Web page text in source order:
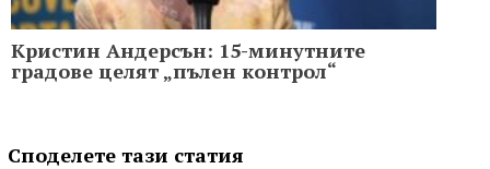
Кристин Aндерсън: 15-минутните
градове целят „пълен контрол“
Споделете тази статия